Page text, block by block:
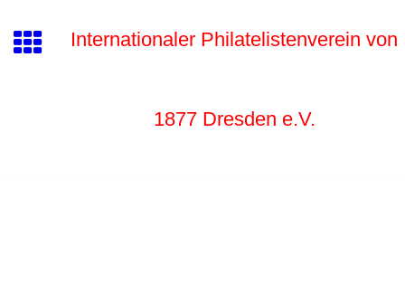
Internationaler Philatelistenverein von
1877 Dresden e.V.